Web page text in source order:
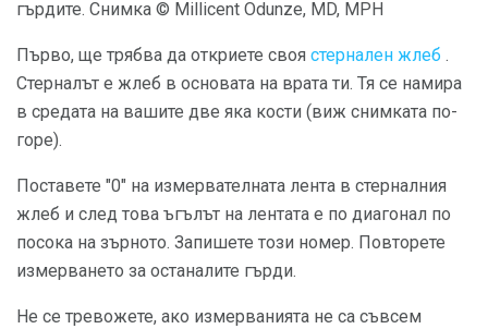
гърдите. Снимка © Millicent Odunze, MD, MPH
Първо, ще трябва да откриете своя стернален жлеб .
Стерналът е жлеб в основата на врата ти. Тя се намира
в средата на вашите две яка кости (виж снимката по-
горе).
Поставете "0" на измервателната лента в стерналния
жлеб и след това ъгълът на лентата е по диагонал по
посока на зърното. Запишете този номер. Повторете
измерването за останалите гърди.
Не се тревожете, ако измерванията не са съвсем